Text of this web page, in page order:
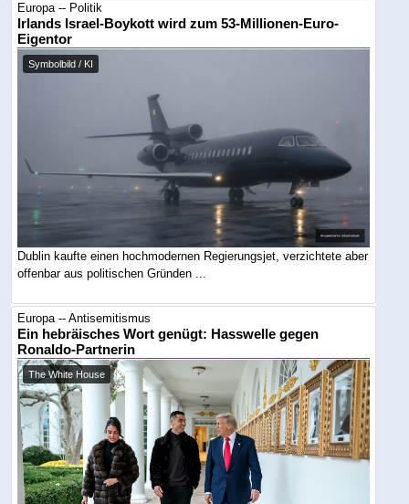
Europa -- Politik
Irlands Israel-Boykott wird zum 53-Millionen-Euro-
Eigentor
Symbolbild / KI
Dublin kaufte einen hochmodernen Regierungsjet, verzichtete aber
offenbar aus politischen Gründen ...
Europa -- Antisemitismus
Ein hebräisches Wort genügt: Hasswelle gegen
Ronaldo-Partnerin
The White House